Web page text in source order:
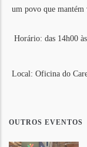
um povo que mantém
Horário: das 14h00
Local: Oficina do
OUTROS EVENTOS